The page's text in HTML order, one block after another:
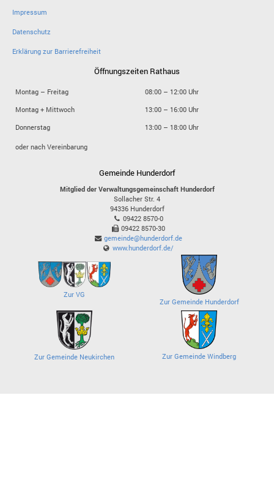
Impressum
Datenschutz
Erklärung zur Barrierefreiheit
Öffnungszeiten Rathaus
Montag – Freitag
08:00 – 12:00 Uhr
Montag + Mittwoch
13:00 – 16:00 Uhr
Donnerstag
13:00 – 18:00 Uhr
oder nach Vereinbarung
Gemeinde Hunderdorf
Mitglied der Verwaltungsgemeinschaft Hunderdorf
Sollacher Str. 4
94336 Hunderdorf
09422 8570-0
09422 8570-30
gemeinde@hunderdorf.de
www.hunderdorf.de/
Zur VG
Zur Gemeinde Hunderdorf
Zur Gemeinde Neukirchen Zur Gemeinde Windberg